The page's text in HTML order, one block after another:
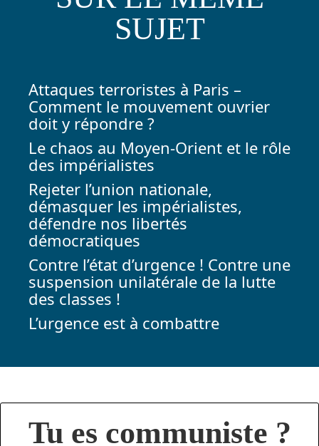
SUJET
Attaques terroristes à Paris –
Comment le mouvement ouvrier
doit y répondre ?
Le chaos au Moyen-Orient et le rôle
des impérialistes
Rejeter l’union nationale,
démasquer les impérialistes,
défendre nos libertés
démocratiques
Contre l’état d’urgence ! Contre une
suspension unilatérale de la lutte
des classes !
L’urgence est à combattre
Tu es communiste ?